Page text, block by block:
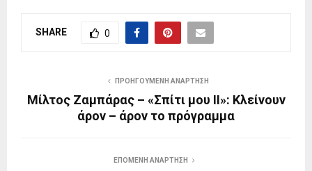
SHARE 0
ΠΡΟΗΓΟΎΜΕΝΗ ΑΝΆΡΤΗΣΗ
Μίλτος Ζαμπάρας – «Σπίτι μου ΙΙ»: Κλείνουν
άρον – άρον το πρόγραμμα
ΕΠΌΜΕΝΗ ΑΝΆΡΤΗΣΗ